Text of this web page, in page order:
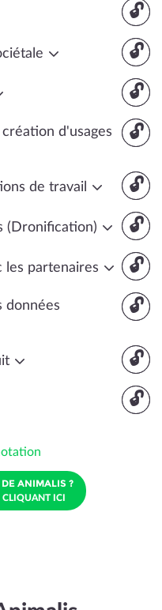
🔓
🔓
🔓
🔓
d'usages
🔓
de travail
🔓
(Dronification)
🔓
les partenaires
🔓
données
🔓
🔓
ANIMALIS ?
CLIQUANT ICI